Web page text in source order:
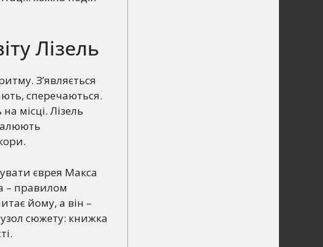
Лізель
З’являється
сперечаються.
місці. Лізель
єврея Макса
– правилом
йому, а він –
сюжету: книжка